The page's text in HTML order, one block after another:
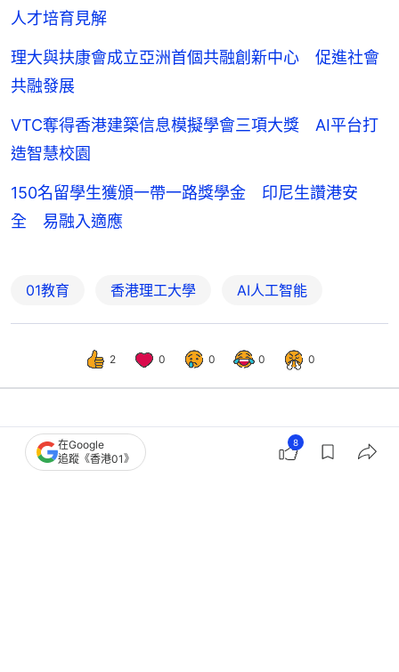
人才培育見解
理大與扶康會成立亞洲首個共融創新中心 促進社會
共融發展
VTC奪得香港建築信息模擬學會三項大獎 AI平台打
造智慧校園
150名留學生獲頒一帶一路獎學金 印尼生讚港安
全 易融入適應
01教育 香港理工大學 AI人工智能
2 0 0 0 0
觀點 01觀點
DSE放榜｜狀元潮難掩AI焦慮 教育考
在Google
追蹤《香港01》
8